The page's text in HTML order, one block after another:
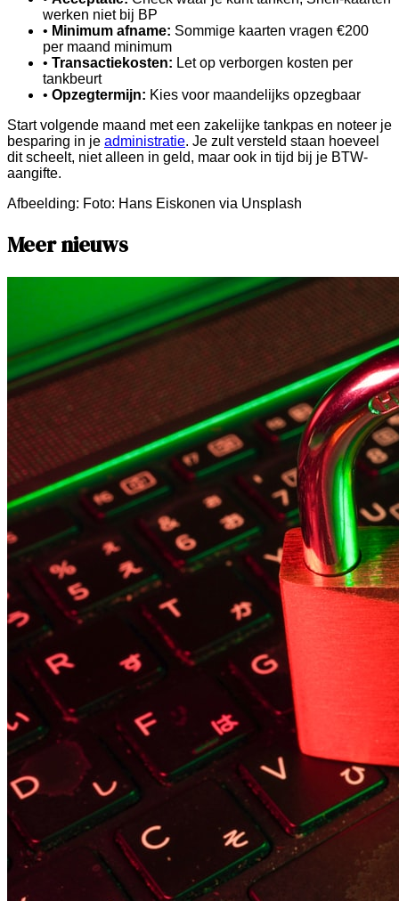
werken niet bij BP
• Minimum afname: Sommige kaarten vragen €200
per maand minimum
• Transactiekosten: Let op verborgen kosten per
tankbeurt
• Opzegtermijn: Kies voor maandelijks opzegbaar
Start volgende maand met een zakelijke tankpas en noteer je
besparing in je administratie. Je zult versteld staan hoeveel
dit scheelt, niet alleen in geld, maar ook in tijd bij je BTW-
aangifte.
Afbeelding: Foto: Hans Eiskonen via Unsplash
Meer nieuws